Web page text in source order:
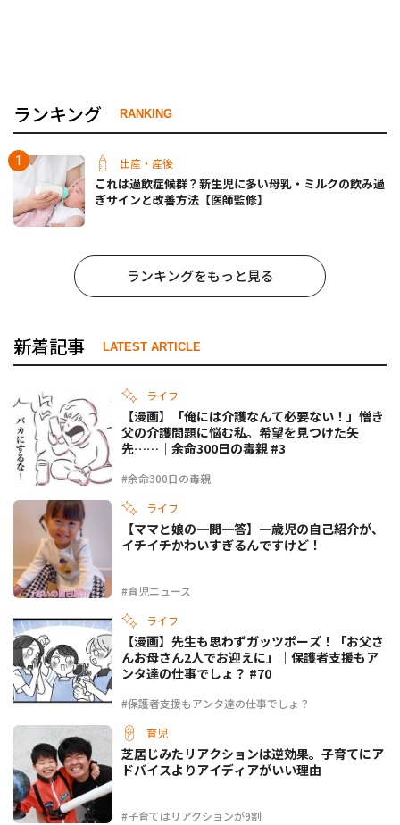
ランキング RANKING
出産・産後
これは過飲症候群？新生児に多い母乳・ミルクの飲み過
ぎサインと改善方法【医師監修】
ランキングをもっと見る
新着記事 LATEST ARTICLE
ライフ
#余命300日の毒親
【漫画】「俺には介護なんて必要ない！」憎き
父の介護問題に悩む私。希望を見つけた矢
先……｜余命300日の毒親 #3
ライフ
#育児ニュース
【ママと娘の一問一答】一歳児の自己紹介が、
イチイチかわいすぎるんですけど！
ライフ
#保護者支援もアンタ達の仕事でしょ？
【漫画】先生も思わずガッツポーズ！「お父さ
んお母さん2人でお迎えに」｜保護者支援もア
ンタ達の仕事でしょ？ #70
育児
#子育てはリアクションが9割
芝居じみたリアクションは逆効果。子育てにア
ドバイスよりアイディアがいい理由